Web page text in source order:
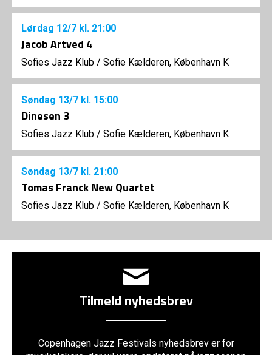
Lørdag 12/7 kl. 21:00
Jacob Artved 4
Sofies Jazz Klub / Sofie Kælderen, København K
Søndag 13/7 kl. 15:00
Dinesen 3
Sofies Jazz Klub / Sofie Kælderen, København K
Søndag 13/7 kl. 21:00
Tomas Franck New Quartet
Sofies Jazz Klub / Sofie Kælderen, København K
Tilmeld nyhedsbrev
Copenhagen Jazz Festivals nyhedsbrev er for